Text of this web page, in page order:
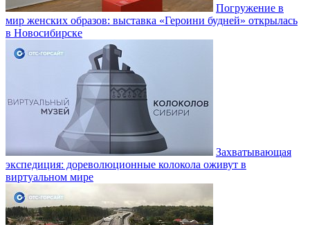
Погружение в
мир женских образов: выставка «Героини будней» открылась
в Новосибирске
Захватывающая
экспедиция: дореволюционные колокола оживут в
виртуальном мире